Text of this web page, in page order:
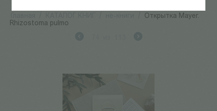
Открытка Mayer.
Rhizostoma pulmo